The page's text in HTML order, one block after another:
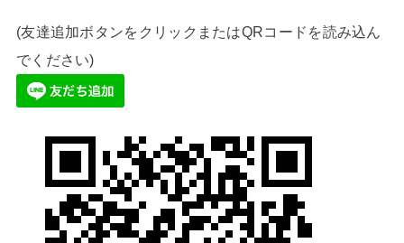
(友達追加ボタンをクリックまたはQRコードを読み込ん
でください)